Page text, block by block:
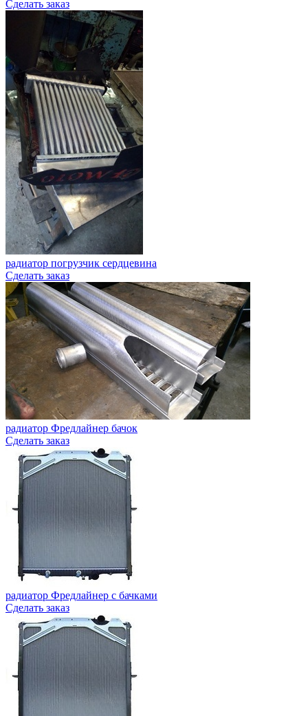
Сделать заказ
радиатор погрузчик сердцевина
Сделать заказ
радиатор Фредлайнер бачок
Сделать заказ
радиатор Фредлайнер с бачками
Сделать заказ